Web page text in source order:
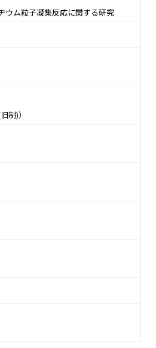
ウム粒子凝集反応に関する研究
制)）